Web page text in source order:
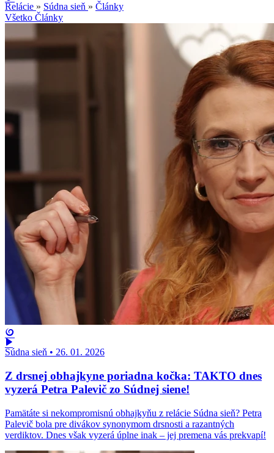
Relácie » Súdna sieň » Články
Všetko Články
Súdna sieň • 26. 01. 2026
Z drsnej obhajkyne poriadna kočka: TAKTO dnes
vyzerá Petra Palevič zo Súdnej siene!
Pamätáte si nekompromisnú obhajkyňu z relácie Súdna sieň? Petra
Palevič bola pre divákov synonymom drsnosti a razantných
verdiktov. Dnes však vyzerá úplne inak – jej premena vás prekvapí!